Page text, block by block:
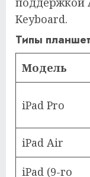
Keyboard.
Типы
Модель
iPad Pro
iPad Air
iPad (9-го